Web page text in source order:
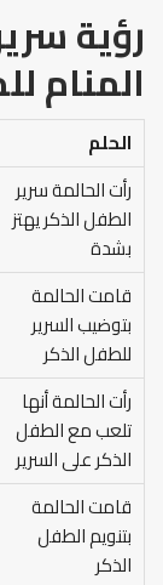
رؤية
المنام
الحلم
رأت الحالمة سرير
الطفل الذكر يهتز
بشدة
قامت الحالمة
بتوضيب السرير
للطفل الذكر
رأت الحالمة أنها
تلعب مع الطفل
الذكر على السرير
قامت الحالمة
بتنويم الطفل
الذكر